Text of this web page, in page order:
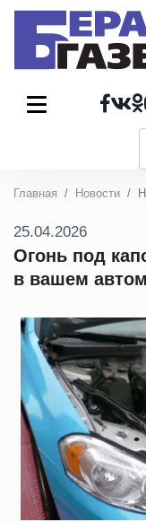
Главная Новости
25.04.2026
Огонь под
в вашем